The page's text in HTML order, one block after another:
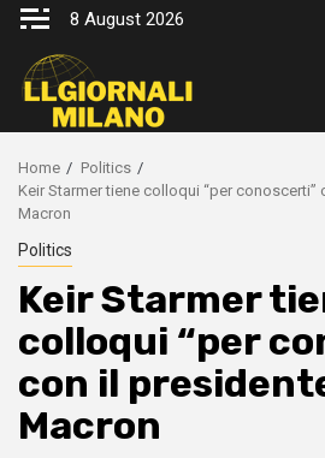
Skip
content
8 August 2026
Home
Politics
Keir Starmer tiene colloqui “per
Macron
Politics
Keir Starmer
colloqui “per
con il
Macron